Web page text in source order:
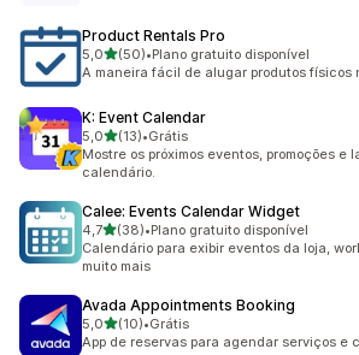
Product Rentals Pro
5,0de 5 estrelas
(50)
50 avaliações ao todo
•Plano gratuito disponível
A maneira fácil de alugar produtos físicos
K: Event Calendar
5,0de 5 estrelas
(13)
13 avaliações ao todo
•Grátis
Mostre os próximos eventos, promoções e
calendário.
Calee: Events Calendar Widget
4,7de 5 estrelas
(38)
38 avaliações ao todo
•Plano gratuito disponível
Calendário para exibir eventos da loja,
muito mais
Avada Appointments Booking
5,0de 5 estrelas
(10)
10 avaliações ao todo
•Grátis
App de reservas para agendar serviços e